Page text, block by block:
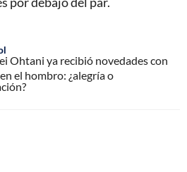
Ohtani ya recibió novedades con
el hombro: ¿alegría o